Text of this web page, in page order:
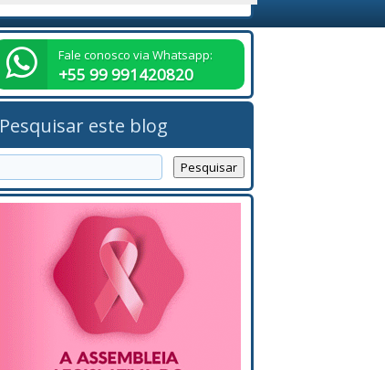
Fale conosco via Whatsapp:
+55 99 991420820
Pesquisar este blog